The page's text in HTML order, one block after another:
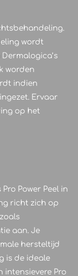
wordt
worden
indien
Ervaar
op het
Power Peel in
richt zich op
aan. Je
hersteltijd
is de ideale
Pro